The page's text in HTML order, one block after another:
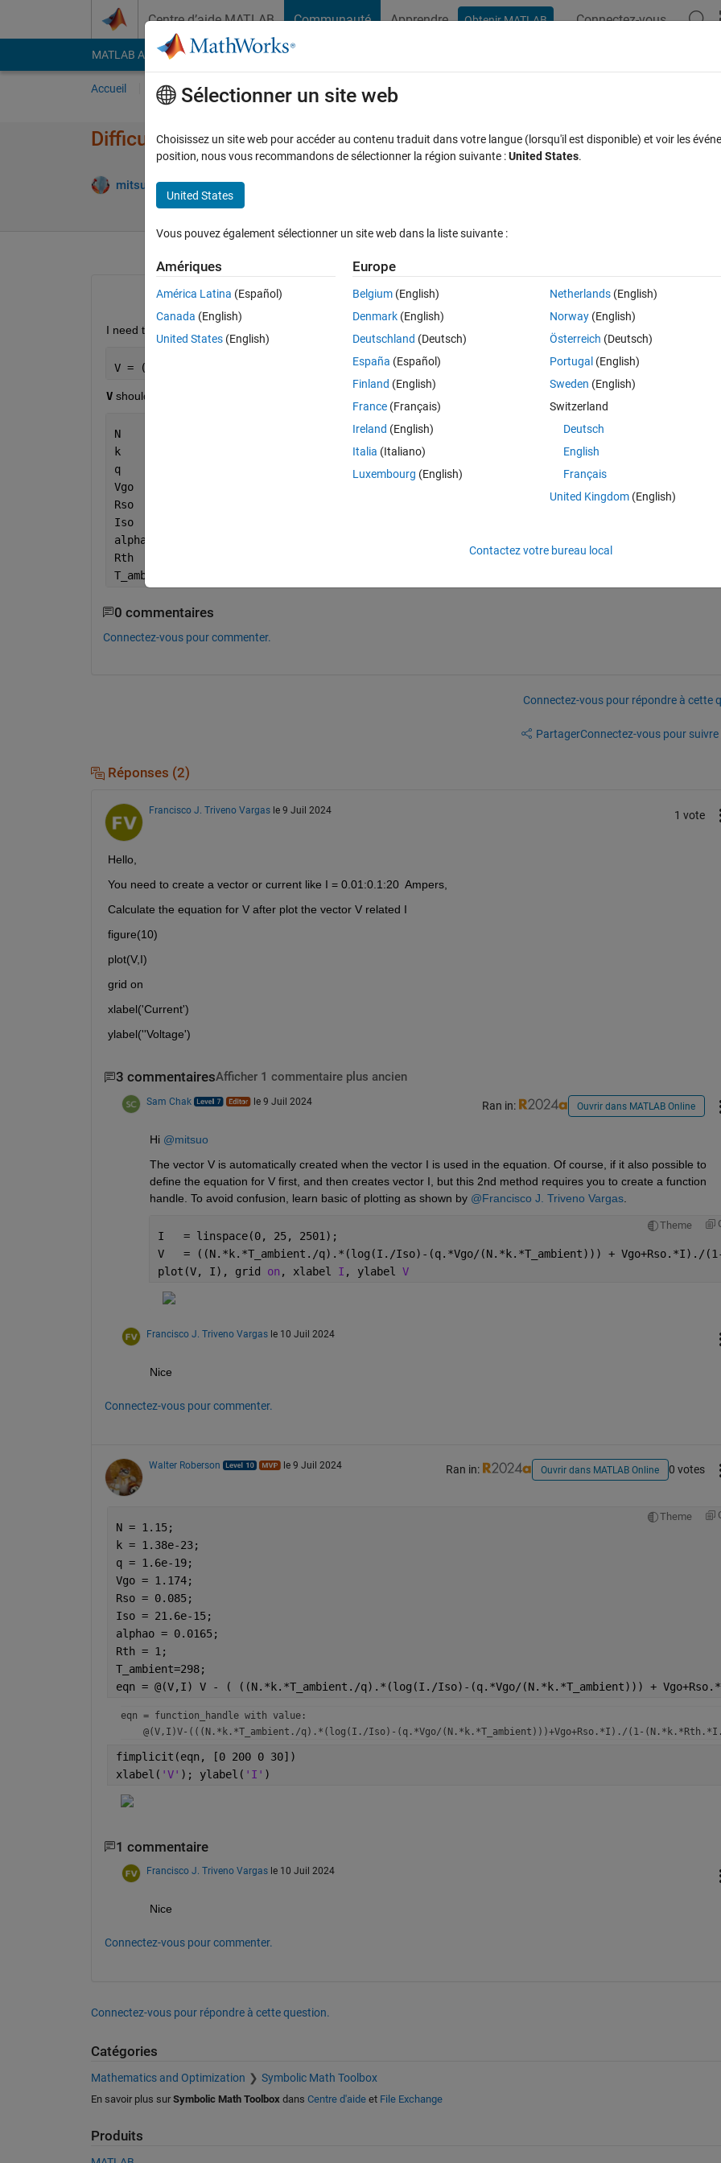
Centre d’aide MATLAB Communauté Apprendre Obtenir MATLAB Connectez-vous
MATLAB Answers File Exchange Cody
Accueil Poser une question Parcourir
Difficulty in plotting equation in matlab
mitsuo 9 Juil 2024 2 Réponses
Afficher commentaires
Ouvrir dans MATLAB Online
I need the MATLAB code to plot the equation
V = ((N.*k.*T_ambient./q).*(log(I./Iso)-(q.*Vgo/(N.*k.*T_ambient))) + Vgo+Rso.*I)./(1-
V should be on x axis and
N           = 1.15;
k           = 1.38e-23;
q           = 1.6e-19;
Vgo         = 1.174;
Rso         = 0.085;
Iso         = 21.6e-15;
alphao      = 0.0165;
Rth         = 1;
T_ambient   = 298;
0 commentaires
Connectez-vous pour commenter.
Connectez-vous pour répondre à cette
PartagerConnectez-vous pour suivre
Réponses (2)
Francisco J. Triveno Vargas le 9 Juil 2024 1 vote
Hello,
You need to create a vector or current like I = 0.01:0.1:20  Ampers,
Calculate the equation for V after plot the vector V related I
figure(10)
plot(V,I)
grid on
xlabel('Current')
ylabel(''Voltage')
3 commentairesAfficher 1 commentaire plus ancien
Sam Chak le 9 Juil 2024 Ran in: Ouvrir dans MATLAB Online
Hi @mitsuo
The vector V is automatically created when the vector I is used in the equation. Of course, if it also possible to
define the equation for V first, and then creates vector I, but this 2nd method requires you to create a function
handle. To avoid confusion, learn basic of plotting as shown by @Francisco J. Triveno Vargas.
Theme
I   = linspace(0, 25, 2501);
V   = ((N.*k.*T_ambient./q).*(log(I./Iso)-(q.*Vgo/(N.*k.*T_ambient))) +
plot(V, I), grid on , xlabel I , ylabel V
Francisco J. Triveno Vargas le 10 Juil 2024
Nice
Connectez-vous pour commenter.
Walter Roberson le 9 Juil 2024 Ran in: Ouvrir dans MATLAB Online 0 votes
Theme
N = 1.15;
k = 1.38e-23;
q = 1.6e-19;
Vgo = 1.174;
Rso = 0.085;
Iso = 21.6e-15;
alphao = 0.0165;
Rth = 1;
T_ambient=298;
eqn = @(V,I) V - ( ((N.*k.*T_ambient./q).*(log(I./Iso)-(q.*Vgo/(N.*k.*T_ambient))) +
eqn = function_handle with value:
fimplicit(eqn, [0 200 0 30])
xlabel( 'V' ); ylabel( 'I' )
1 commentaire
Francisco J. Triveno Vargas le 10 Juil 2024
Nice
Connectez-vous pour commenter.
Connectez-vous pour répondre à cette question.
Catégories
Mathematics and Optimization Symbolic Math Toolbox
En savoir plus sur Symbolic Math Toolbox dans Centre d'aideet File Exchange
Produits
Sélectionner un site web
Choisissez un site web pour accéder au contenu traduit dans votre langue (lorsqu'il est disponible) et voir les
position, nous vous recommandons de sélectionner la région suivante :United States.
United States
Vous pouvez également sélectionner un site web dans la liste suivante :
Amériques
América Latina (Español)
Canada (English)
United States (English)
Europe
Belgium (English)
Denmark (English)
Deutschland (Deutsch)
España (Español)
Finland (English)
France (Français)
Ireland (English)
Italia (Italiano)
Luxembourg (English)
Netherlands(English)
Norway(English)
Österreich (Deutsch)
Portugal (English)
Sweden (English)
Switzerland
Deutsch
English
Français
United Kingdom(English)
Contactez votre bureau local